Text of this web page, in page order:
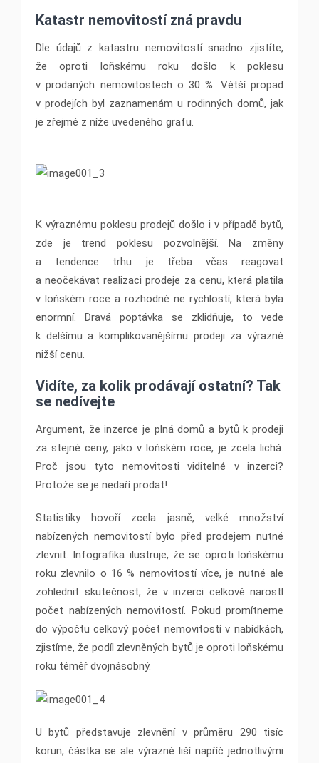
Katastr nemovitostí zná pravdu
Dle údajů z katastru nemovitostí snadno zjistíte,
že oproti loňskému roku došlo k poklesu
v prodaných nemovitostech o 30 %. Větší propad
v prodejích byl zaznamenám u rodinných domů, jak
je zřejmé z níže uvedeného grafu.
K výraznému poklesu prodejů došlo i v případě bytů,
zde je trend poklesu pozvolnější. Na změny
a tendence trhu je třeba včas reagovat
a neočekávat realizaci prodeje za cenu, která platila
v loňském roce a rozhodně ne rychlostí, která byla
enormní. Dravá poptávka se zklidňuje, to vede
k delšímu a komplikovanějšímu prodeji za výrazně
nižší cenu.
Vidíte, za kolik prodávají ostatní? Tak
se nedívejte
Argument, že inzerce je plná domů a bytů k prodeji
za stejné ceny, jako v loňském roce, je zcela lichá.
Proč jsou tyto nemovitosti viditelné v inzerci?
Protože se je nedaří prodat!
Statistiky hovoří zcela jasně, velké množství
nabízených nemovitostí bylo před prodejem nutné
zlevnit. Infografika ilustruje, že se oproti loňskému
roku zlevnilo o 16 % nemovitostí více, je nutné ale
zohlednit skutečnost, že v inzerci celkově narostl
počet nabízených nemovitostí. Pokud promítneme
do výpočtu celkový počet nemovitostí v nabídkách,
zjistíme, že podíl zlevněných bytů je oproti loňskému
roku téměř dvojnásobný.
U bytů představuje zlevnění v průměru 290 tisíc
korun, částka se ale výrazně liší napříč jednotlivými